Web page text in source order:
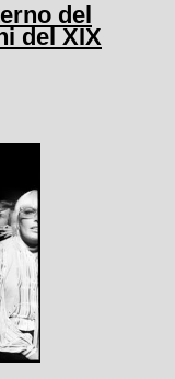
del
del XIX